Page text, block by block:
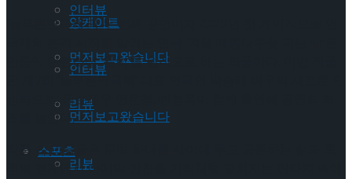
인터뷰
먼저보고왔습니다
리뷰
스포츠
앙케이트
인터뷰
먼저보고왔습니다
리뷰
‘늘푸른연극제’의 두 번째 공연이자 2023년 첫 개막작으로 연
안중익 단편소설 ‘문턱’을 원작으로 하는 작품이다. 이번 작품
은 제7회 ‘늘푸른연극제’ 대표 연극인 박승태 배우의 새로운 인
생작으로, 원로배우 연운경, 민경옥이 함께 출연해 공연의 격
조를 높인다.
작품 속 인물들은 문턱 하나를 사이에 두고 공존하는 삶과 죽
음의 경계에서 마지막 만찬을 기적처럼 펼쳐지는 판타지 속에